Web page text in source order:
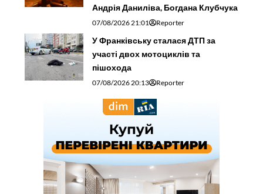
Андрія Даниліва, Богдана Клубчука
07/08/2026 21:01 Reporter
У Франківську сталася ДТП за
участі двох мотоциклів та
пішохода
07/08/2026 20:13 Reporter